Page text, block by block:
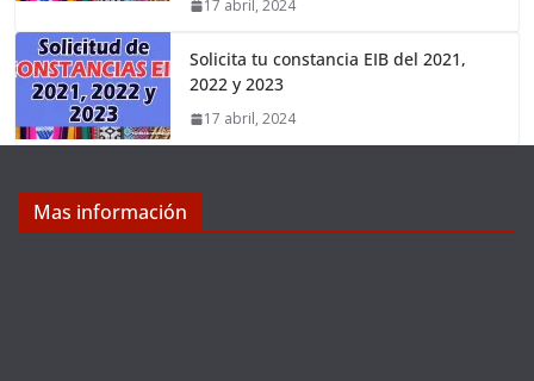
17 abril, 2024
Solicita tu constancia EIB del 2021,
2022 y 2023
17 abril, 2024
Mas información